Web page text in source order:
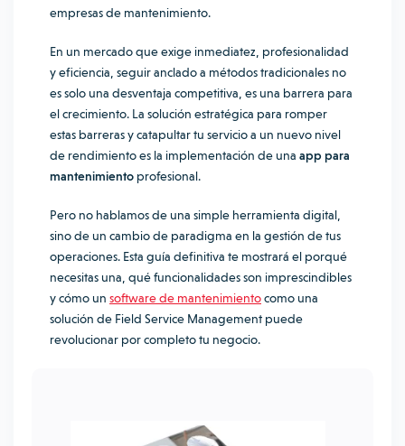
empresas de mantenimiento.
En un mercado que exige inmediatez, profesionalidad
y eficiencia, seguir anclado a métodos tradicionales no
es solo una desventaja competitiva, es una barrera para
el crecimiento. La solución estratégica para romper
estas barreras y catapultar tu servicio a un nuevo nivel
de rendimiento es la implementación de una app para
mantenimiento profesional.
Pero no hablamos de una simple herramienta digital,
sino de un cambio de paradigma en la gestión de tus
operaciones. Esta guía definitiva te mostrará el porqué
necesitas una, qué funcionalidades son imprescindibles
y cómo un software de mantenimientocomo una
solución de Field Service Management puede
revolucionar por completo tu negocio.